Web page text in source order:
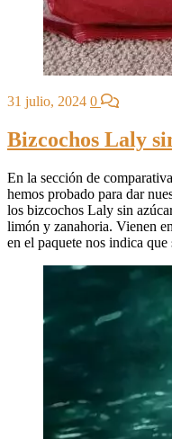
31 julio, 2024 0
Bizcochos Laly
En la sección de
hemos probado para dar
los bizcochos Laly sin
limón y zanahoria. Vienen
en el paquete nos indica